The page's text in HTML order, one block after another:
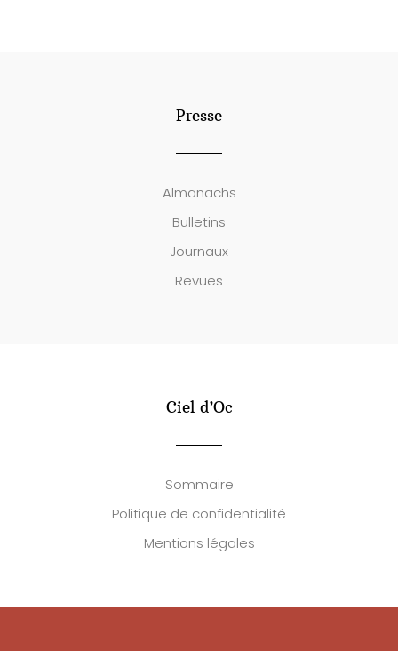
Presse
Almanachs
Bulletins
Journaux
Revues
Ciel d’Oc
Sommaire
Politique de confidentialité
Mentions légales